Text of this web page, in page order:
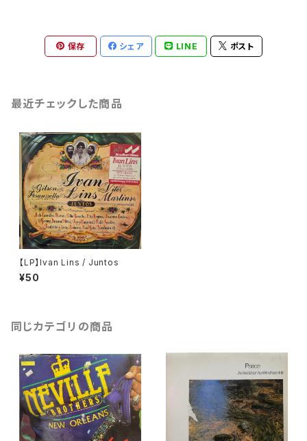
保存 シェア LINE ポスト
最近チェックした商品
【LP】Ivan Lins / Juntos
¥50
同じカテゴリの商品